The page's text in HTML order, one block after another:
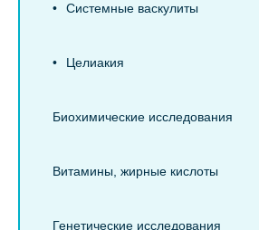
Системные васкулиты
Целиакия
Биохимические исследования
Витамины, жирные кислоты
Генетические исследования